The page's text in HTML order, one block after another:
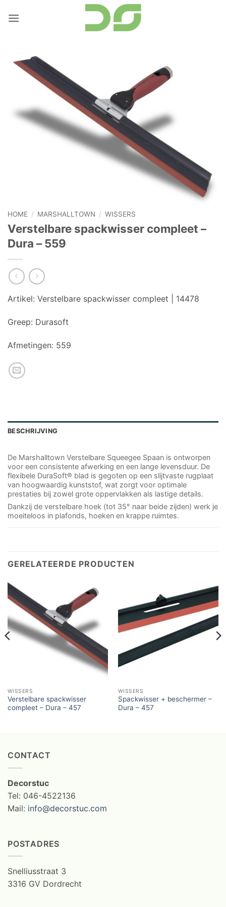
naar
HOME / MARSHALLTOWN / WISSERS
Verstelbare spackwisser compleet –
Dura – 559
Artikel: Verstelbare spackwisser compleet | 14478
Greep: Durasoft
Afmetingen: 559
BESCHRIJVING
De Marshalltown Verstelbare Squeegee Spaan is ontworpen
voor een consistente afwerking en een lange levensduur. De
flexibele DuraSoft® blad is gegoten op een slijtvaste rugplaat
van hoogwaardig kunststof, wat zorgt voor optimale
prestaties bij zowel grote oppervlakken als lastige details.
Dankzij de verstelbare hoek (tot 35° naar beide zijden) werk je
moeiteloos in plafonds, hoeken en krappe ruimtes.
GERELATEERDE PRODUCTEN
WISSERS
Verstelbare spackwisser
compleet – Dura – 457
WISSERS
Spackwisser + beschermer –
Dura – 457
CONTACT
Decorstuc
Tel: 046-4522136
Mail: info@decorstuc.com
POSTADRES
Snelliusstraat 3
3316 GV Dordrecht